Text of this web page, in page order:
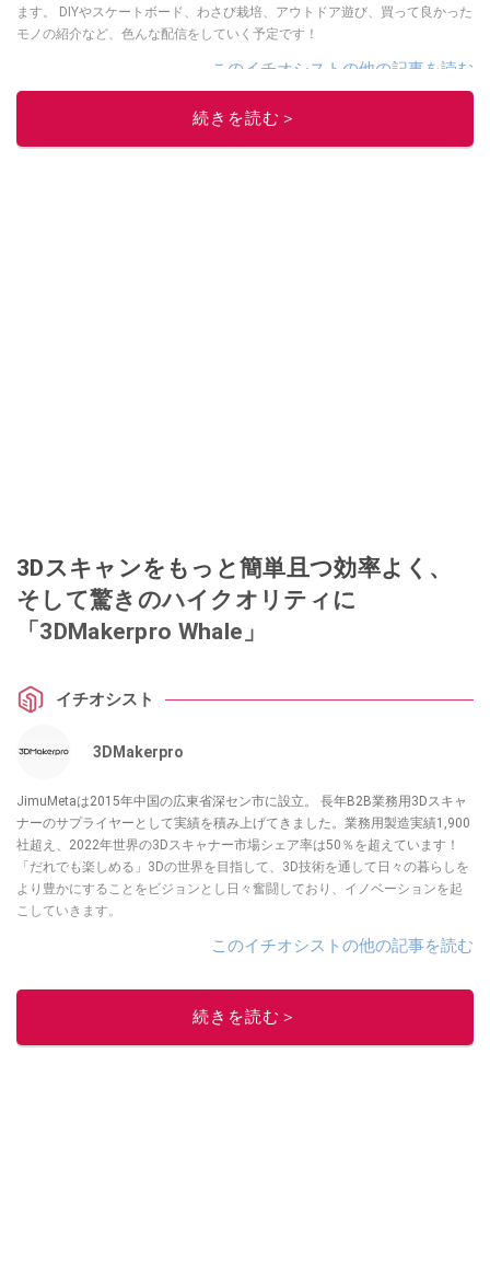
ます。 DIYやスケートボード、わさび栽培、アウトドア遊び、買って良かった
モノの紹介など、色んな配信をしていく予定です！
このイチオシストの他の記事を読む
続きを読む＞
3Dスキャンをもっと簡単且つ効率よく、
そして驚きのハイクオリティに
「3DMakerpro Whale」
イチオシスト
3DMakerpro
JimuMetaは2015年中国の広東省深セン市に設立。 長年B2B業務用3Dスキャ
ナーのサプライヤーとして実績を積み上げてきました。業務用製造実績1,900
社超え、​​2022年世界の3Dスキャナー市場シェア率は50％を超えています！
「だれでも楽しめる」3Dの世界を目指して、3D技術を通して日々の暮らしを
より豊かにすることをビジョンとし日々奮闘しており、イノベーションを起
こしていきます。
このイチオシストの他の記事を読む
続きを読む＞